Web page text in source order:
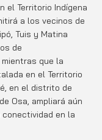
el Territorio Indígena
a los vecinos de
Tuis y Matina
de
que la
en el Territorio
en el distrito de
Osa, ampliará aún
en la